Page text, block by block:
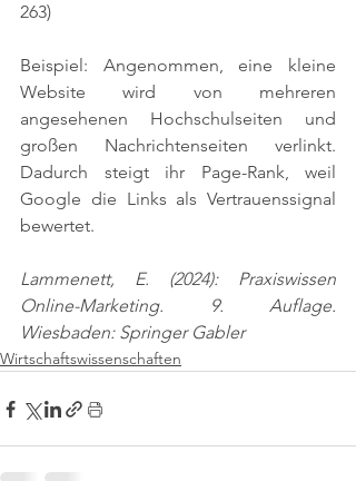
263)
Beispiel: Angenommen, eine kleine
Website wird von mehreren
angesehenen Hochschulseiten und
großen Nachrichtenseiten verlinkt.
Dadurch steigt ihr Page-Rank, weil
Google die Links als Vertrauenssignal
bewertet.
Lammenett, E. (2024): Praxiswissen
Online-Marketing. 9. Auflage.
Wiesbaden: Springer Gabler
Wirtschaftswissenschaften